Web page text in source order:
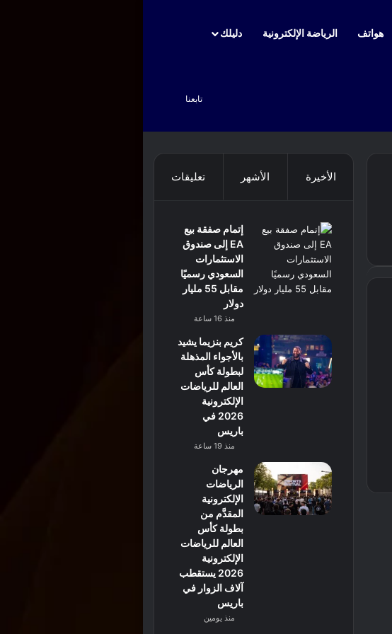
هواتف الرياضة الإلكترونية دليلك
تابعنا
الأخيرة الأشهر تعليقات
إتمام صفقة بيع
EA إلى صندوق
الاستثمارات
السعودي رسميًا
مقابل 55 مليار
دولار
منذ 16 ساعة
كريم بنزيما يشيد
بالأجواء المذهلة
لبطولة كأس
العالم للرياضات
الإلكترونية
2026 في
باريس
منذ 19 ساعة
مهرجان
الرياضات
الإلكترونية
المقدَّم من
بطولة كأس
العالم للرياضات
الإلكترونية
2026 يستقطب
آلاف الزوار في
باريس
منذ يومين